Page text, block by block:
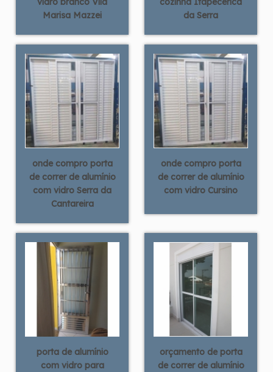
Marisa Mazzei
da Serra
onde compro porta
de correr de alumínio
com vidro Serra da
Cantareira
onde compro porta
de correr de alumínio
com vidro Cursino
porta de alumínio
com vidro para
orçamento de porta
de correr de alumínio